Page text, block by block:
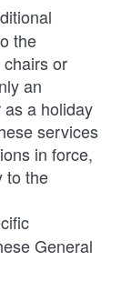
the
or
an
a holiday
services
in force,
to the
General